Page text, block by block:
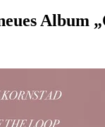
Album